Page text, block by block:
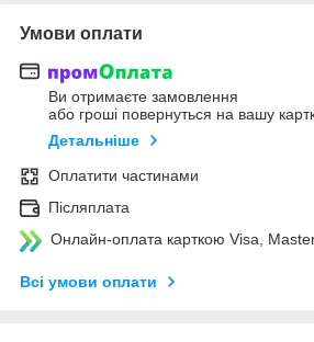
Умови оплати
Ви отримаєте замовлення
або гроші повернуться на вашу
Детальніше
Оплатити частинами
Післяплата
Онлайн-оплата карткою Visa,
Всі умови оплати